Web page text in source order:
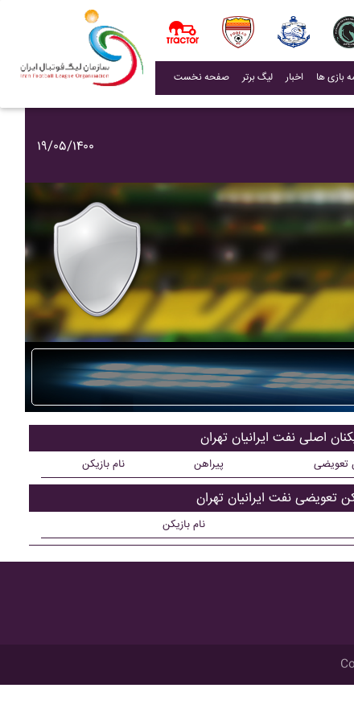
صفحه نخست لیگ برتر اخبار(current)
۱۹/۰۵/۱۴۰۰
اصلی نفت ايرانيان تهران
نام بازیکن پیراهن تعویضی
تعویضی نفت ايرانيان تهران
نام بازیکن